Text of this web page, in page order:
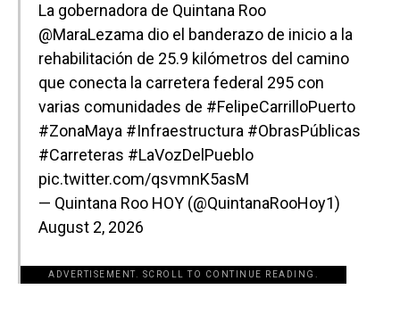
La gobernadora de Quintana Roo
@MaraLezama dio el banderazo de inicio a la
rehabilitación de 25.9 kilómetros del camino
que conecta la carretera federal 295 con
varias comunidades de #FelipeCarrilloPuerto
#ZonaMaya #Infraestructura #ObrasPúblicas
#Carreteras #LaVozDelPueblo
pic.twitter.com/qsvmnK5asM
— Quintana Roo HOY (@QuintanaRooHoy1)
August 2, 2026
ADVERTISEMENT. SCROLL TO CONTINUE READING.
[adsforwp id="243463"]